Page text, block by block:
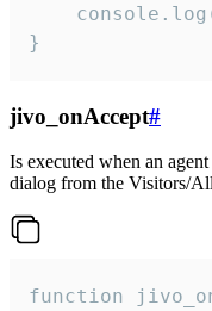
}
jivo_onAccept#
Is executed when an
dialog from the Visitors/
function